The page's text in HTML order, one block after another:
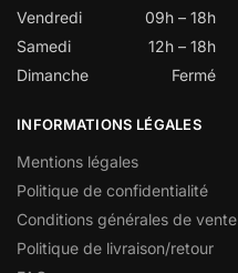
Vendredi
09h – 18h
Samedi
12h – 18h
Dimanche
Fermé
INFORMATIONS LÉGALES
Mentions légales
Politique de confidentialité
Conditions générales de vente
Politique de livraison/retour